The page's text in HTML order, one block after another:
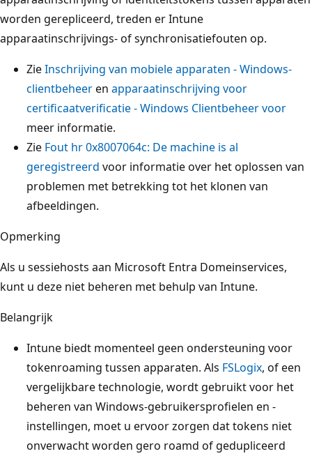
worden gerepliceerd, treden er Intune
apparaatinschrijvings- of synchronisatiefouten op.
ZieInschrijving van mobiele apparaten - Windows-
clientbeheeren apparaatinschrijving voor
certificaatverificatie - Windows Clientbeheer voor
meer informatie.
Zie Fout hr 0x8007064c: De machine is al
geregistreerd voor informatie over het oplossen van
problemen met betrekking tot het klonen van
afbeeldingen.
Opmerking
Als u sessiehosts aan Microsoft Entra Domeinservices,
kunt u deze niet beheren met behulp van Intune.
Belangrijk
Intune biedt momenteel geen ondersteuning voor
tokenroaming tussen apparaten. Als FSLogix, of een
vergelijkbare technologie, wordt gebruikt voor het
beheren van Windows-gebruikersprofielen en -
instellingen, moet u ervoor zorgen dat tokens niet
onverwacht worden gero roamd of gedupliceerd